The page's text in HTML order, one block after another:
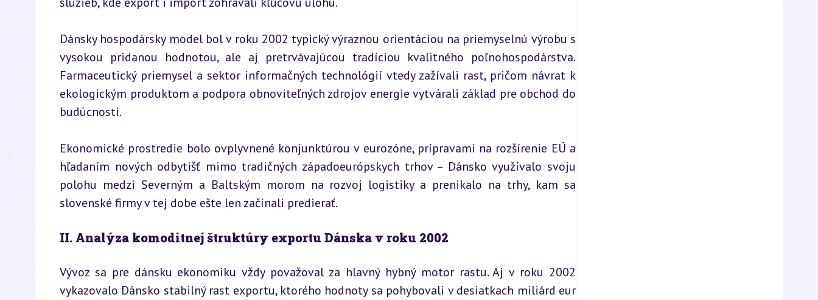
Dánsky hospodársky model bol v roku 2002 typický výraznou orientáciou na priemyselnú výrobu s
vysokou pridanou hodnotou, ale aj pretrvávajúcou tradíciou kvalitného poľnohospodárstva.
Farmaceutický priemysel a sektor informačných technológií vtedy zažívali rast, pričom návrat k
ekologickým produktom a podpora obnoviteľných zdrojov energie vytvárali základ pre obchod do
budúcnosti.
Ekonomické prostredie bolo ovplyvnené konjunktúrou v eurozóne, prípravami na rozšírenie EÚ a
hľadaním nových odbytišť mimo tradičných západoeurópskych trhov – Dánsko využívalo svoju
polohu medzi Severným a Baltským morom na rozvoj logistiky a prenikalo na trhy, kam sa
slovenské firmy v tej dobe ešte len začínali predierať.
II. Analýza komoditnej štruktúry exportu Dánska v roku 2002
Vývoz sa pre dánsku ekonomiku vždy považoval za hlavný hybný motor rastu. Aj v roku 2002
vykazovalo Dánsko stabilný rast exportu, ktorého hodnoty sa pohybovali v desiatkach miliárd eur